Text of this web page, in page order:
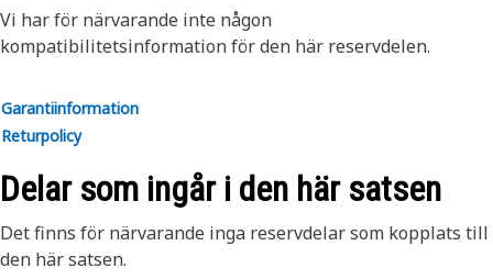
Vi har för närvarande inte någon
kompatibilitetsinformation för den här reservdelen.
Garantiinformation
Returpolicy
Delar som ingår i den här satsen
Det finns för närvarande inga reservdelar som kopplats till
den här satsen.